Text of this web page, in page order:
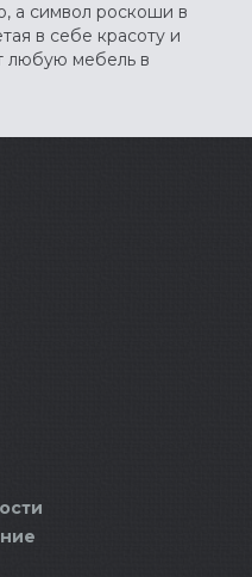
а символ роскоши в
в себе красоту и
любую мебель в